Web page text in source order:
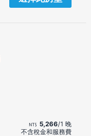
5,266/1 晚
不含稅金和服務費